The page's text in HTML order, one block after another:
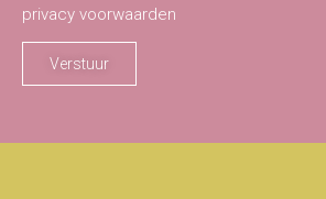
privacy voorwaarden
Verstuur